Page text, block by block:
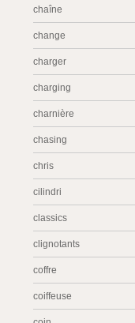
chaîne
change
charger
charging
charnière
chasing
chris
cilindri
classics
clignotants
coffre
coiffeuse